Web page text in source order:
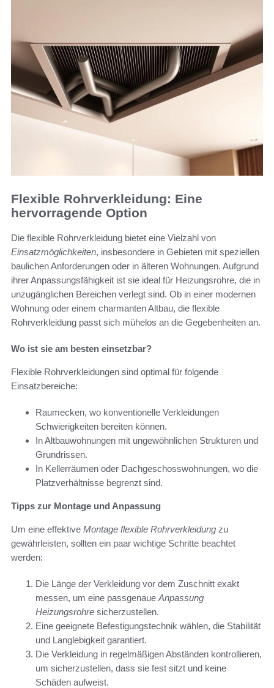
Flexible Rohrverkleidung: Eine
hervorragende Option
Die flexible Rohrverkleidung bietet eine Vielzahl von
Einsatzmöglichkeiten, insbesondere in Gebieten mit speziellen
baulichen Anforderungen oder in älteren Wohnungen. Aufgrund
ihrer Anpassungsfähigkeit ist sie ideal für Heizungsrohre, die in
unzugänglichen Bereichen verlegt sind. Ob in einer modernen
Wohnung oder einem charmanten Altbau, die flexible
Rohrverkleidung passt sich mühelos an die Gegebenheiten an.
Wo ist sie am besten einsetzbar?
Flexible Rohrverkleidungen sind optimal für folgende
Einsatzbereiche:
Raumecken, wo konventionelle Verkleidungen
Schwierigkeiten bereiten können.
In Altbauwohnungen mit ungewöhnlichen Strukturen und
Grundrissen.
In Kellerräumen oder Dachgeschosswohnungen, wo die
Platzverhältnisse begrenzt sind.
Tipps zur Montage und Anpassung
Um eine effektive Montage flexible Rohrverkleidung zu
gewährleisten, sollten ein paar wichtige Schritte beachtet
werden:
Die Länge der Verkleidung vor dem Zuschnitt exakt
messen, um eine passgenaue Anpassung
Heizungsrohre sicherzustellen.
Eine geeignete Befestigungstechnik wählen, die Stabilität
und Langlebigkeit garantiert.
Die Verkleidung in regelmäßigen Abständen kontrollieren,
um sicherzustellen, dass sie fest sitzt und keine
Schäden aufweist.